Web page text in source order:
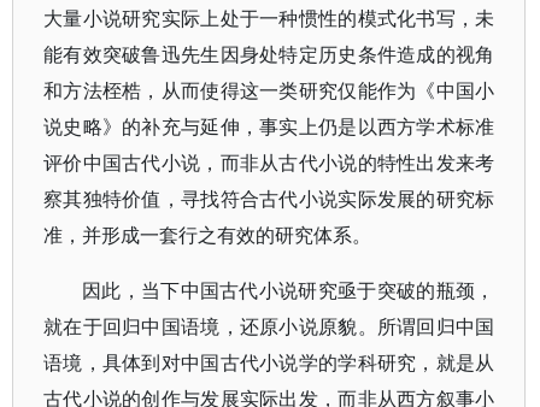
大量小说研究实际上处于一种惯性的模式化书写，未
能有效突破鲁迅先生因身处特定历史条件造成的视角
和方法桎梏，从而使得这一类研究仅能作为《中国小
说史略》的补充与延伸，事实上仍是以西方学术标准
评价中国古代小说，而非从古代小说的特性出发来考
察其独特价值，寻找符合古代小说实际发展的研究标
准，并形成一套行之有效的研究体系。
因此，当下中国古代小说研究亟于突破的瓶颈，
就在于回归中国语境，还原小说原貌。所谓回归中国
语境，具体到对中国古代小说学的学科研究，就是从
古代小说的创作与发展实际出发，而非从西方叙事小